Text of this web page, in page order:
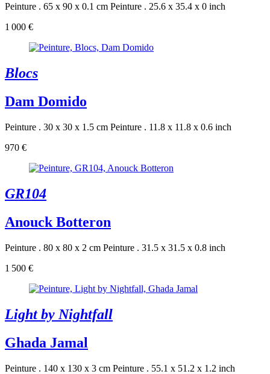
Peinture . 65 x 90 x 0.1 cm Peinture . 25.6 x 35.4 x 0 inch
1 000 €
Blocs
Dam Domido
Peinture . 30 x 30 x 1.5 cm Peinture . 11.8 x 11.8 x 0.6 inch
970 €
GR104
Anouck Botteron
Peinture . 80 x 80 x 2 cm Peinture . 31.5 x 31.5 x 0.8 inch
1 500 €
Light by Nightfall
Ghada Jamal
Peinture . 140 x 130 x 3 cm Peinture . 55.1 x 51.2 x 1.2 inch